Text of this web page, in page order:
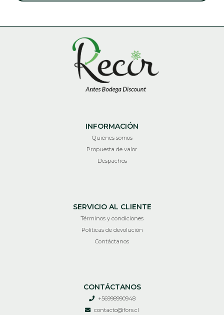
INFORMACIÓN
Quiénes somos
Propuesta de valor
Despachos
SERVICIO AL CLIENTE
Términos y condiciones
Políticas de devolución
Contáctanos
CONTÁCTANOS
+56998990948
contacto@fors.cl